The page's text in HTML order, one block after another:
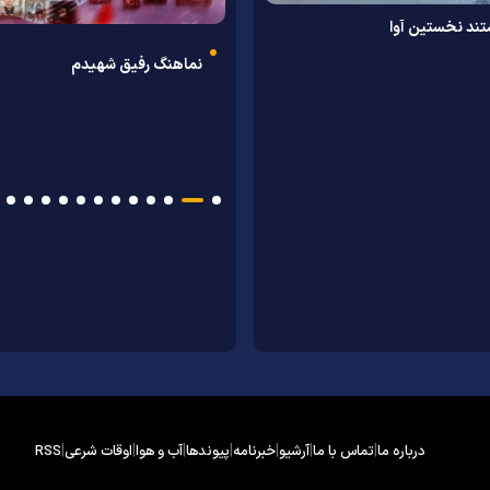
نخستین آوا
به همت دانشگاه علوم اسلامی رضوی
نماهنگ رفیق شهیدم
درباره ما|تماس با ما|آرشیو|خبرنامه|پیوندها|آب و هوا|اوقات شرعی|
RSS